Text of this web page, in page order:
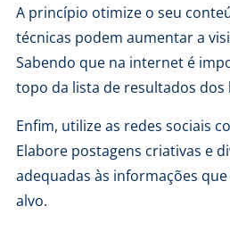
A princípio otimize o seu
técnicas podem aumentar a
Sabendo que na internet é
topo da lista de resultados dos
Enfim, utilize as redes sociais
Elabore postagens criativas e
adequadas às informações
alvo.